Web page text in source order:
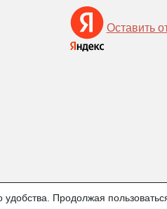
Оставить
Продолжая